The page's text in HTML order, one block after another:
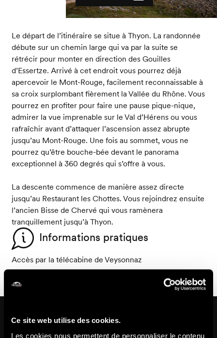
Ce site web utilise des cookies.
Les cookies nous permettent de personnaliser le contenu
Le départ de l’itinéraire se situe à Thyon. La randonnée
débute sur un chemin large qui va par la suite se
rétrécir pour monter en direction des Gouilles
d’Essertze. Arrivé à cet endroit vous pourrez déjà
apercevoir le Mont-Rouge, facilement reconnaissable à
sa croix surplombant fièrement la Vallée du Rhône. Vous
pourrez en profiter pour faire une pause pique-nique,
admirer la vue imprenable sur le Val d’Hérens ou vous
rafraîchir avant d’attaquer l’ascension assez abrupte
jusqu’au Mont-Rouge. Une fois au sommet, vous ne
pourrez qu’être bouche-bée devant le panorama
exceptionnel à 360 degrés qui s’offre à vous.
La descente commence de manière assez directe
jusqu’au Restaurant les Chottes. Vous rejoindrez ensuite
l’ancien Bisse de Chervé qui vous ramènera
tranquillement jusqu’à Thyon.
Informations pratiques
Accès par la télécabine de Veysonnaz
Sur cet itinéraire